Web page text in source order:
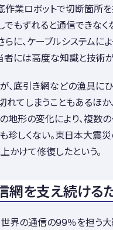
作業ロボットで切断箇所
もずれると通信できなく
に、ケーブルシステムに
者には高度な知識と技術
、底引き網などの漁具に
れてしまうこともあるほ
地形の変化により、複数
珍しくない。東日本大震
けて修復したという。
網を支え続ける
界の通信の99％を担う大